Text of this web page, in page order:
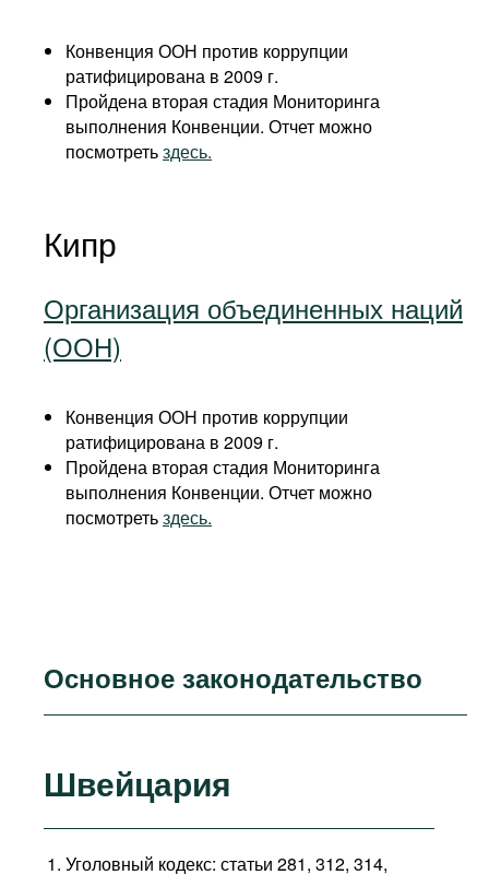
Конвенция ООН против коррупции
ратифицирована в 2009 г.
Пройдена вторая стадия Мониторинга
выполнения Конвенции. Отчет можно
посмотретьздесь.
Кипр
Организация объединенных наций
(ООН)
Конвенция ООН против коррупции
ратифицирована в 2009 г.
Пройдена вторая стадия Мониторинга
выполнения Конвенции. Отчет можно
посмотретьздесь.
Основное законодательство
Швейцария
Уголовный кодекс: статьи 281, 312, 314,